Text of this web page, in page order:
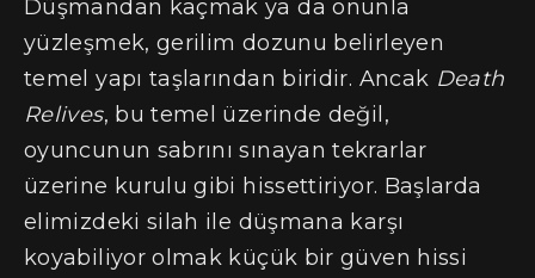
Düşmandan kaçmak ya da onunla
yüzleşmek, gerilim dozunu belirleyen
temel yapı taşlarından biridir. Ancak Death
Relives, bu temel üzerinde değil,
oyuncunun sabrını sınayan tekrarlar
üzerine kurulu gibi hissettiriyor. Başlarda
elimizdeki silah ile düşmana karşı
koyabiliyor olmak küçük bir güven hissi